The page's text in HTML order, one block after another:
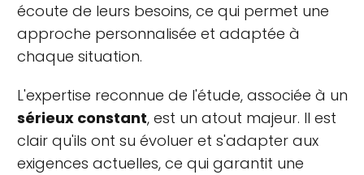
écoute de leurs besoins, ce qui permet une
approche personnalisée et adaptée à
chaque situation.
L'expertise reconnue de l'étude, associée à un
sérieux constant, est un atout majeur. Il est
clair qu'ils ont su évoluer et s'adapter aux
exigences actuelles, ce qui garantit une